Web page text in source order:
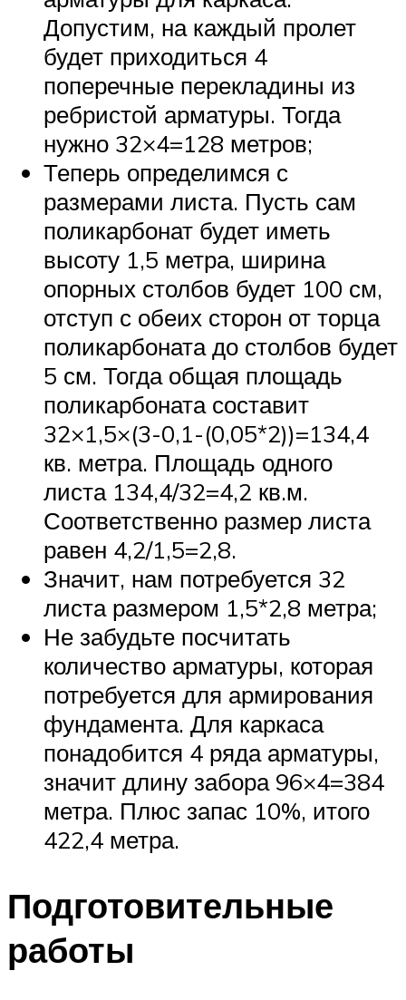
Допустим, на каждый пролет
будет приходиться 4
поперечные перекладины из
ребристой арматуры. Тогда
нужно 32×4=128 метров;
Теперь определимся с
размерами листа. Пусть сам
поликарбонат будет иметь
высоту 1,5 метра, ширина
опорных столбов будет 100 см,
отступ с обеих сторон от торца
поликарбоната до столбов будет
5 см. Тогда общая площадь
поликарбоната составит
32×1,5×(3-0,1-(0,05*2))=134,4
кв. метра. Площадь одного
листа 134,4/32=4,2 кв.м.
Соответственно размер листа
равен 4,2/1,5=2,8.
Значит, нам потребуется 32
листа размером 1,5*2,8 метра;
Не забудьте посчитать
количество арматуры, которая
потребуется для армирования
фундамента. Для каркаса
понадобится 4 ряда арматуры,
значит длину забора 96×4=384
метра. Плюс запас 10%, итого
422,4 метра.
Подготовительные
работы